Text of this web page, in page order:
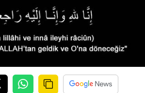
Edirne
Elazığ
Erzincan
Erzurum